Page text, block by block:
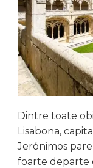
Dintre toate
Lisabona,
Jerónimos
foarte departe